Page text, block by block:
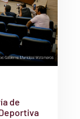
de